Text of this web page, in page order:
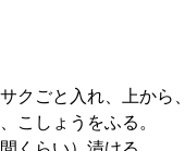
クごと入れ、上か
こしょうをふる。